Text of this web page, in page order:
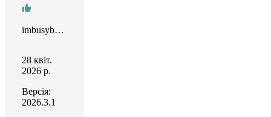
imbusybeingawesome
28 квіт.
2026 р.
Версія:
2026.3.1